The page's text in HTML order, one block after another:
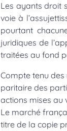
Les ayants droit
voie à
pourtant
juridiques de
traitées au fond
Compte tenu des
paritaire des
actions mises au
Le marché
titre de la copie